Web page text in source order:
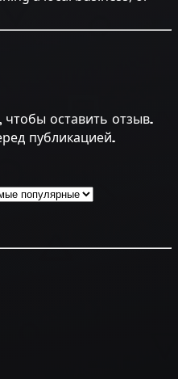
оставить отзыв.
публикацией.